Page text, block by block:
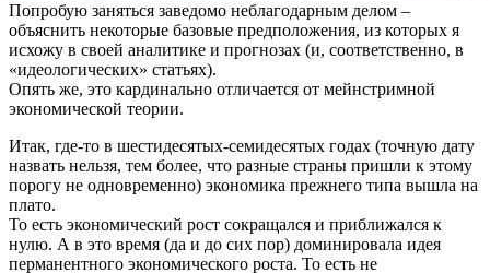
Попробую заняться заведомо неблагодарным делом –
объяснить некоторые базовые предположения, из которых я
исхожу в своей аналитике и прогнозах (и, соответственно, в
«идеологических» статьях).
Опять же, это кардинально отличается от мейнстримной
экономической теории.
Итак, где-то в шестидесятых-семидесятых годах (точную дату
назвать нельзя, тем более, что разные страны пришли к этому
порогу не одновременно) экономика прежнего типа вышла на
плато.
То есть экономический рост сокращался и приближался к
нулю. А в это время (да и до сих пор) доминировала идея
перманентного экономического роста. То есть не